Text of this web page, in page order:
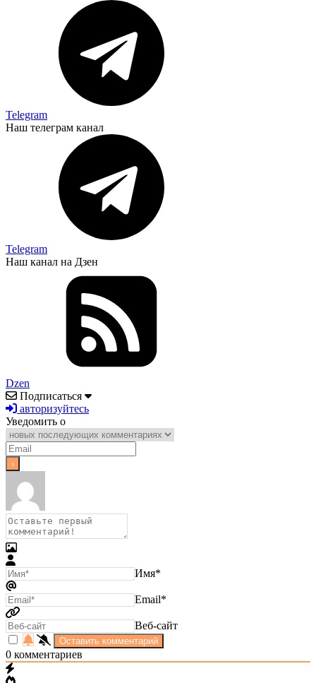
Telegram
Наш телеграм канал
Telegram
Наш канал на Дзен
Dzen
Подписаться
авторизуйтесь
Уведомить о
Имя*
Email*
Веб-сайт
0 комментариев